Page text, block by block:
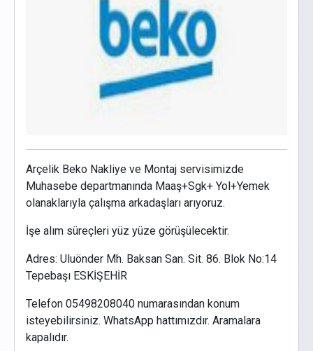
Arçelik Beko Nakliye ve Montaj servisimizde
Muhasebe departmanında Maaş+Sgk+ Yol+Yemek
olanaklarıyla çalışma arkadaşları arıyoruz.
İşe alım süreçleri yüz yüze görüşülecektir.
Adres: Uluönder Mh. Baksan San. Sit. 86. Blok No:14
Tepebaşı ESKİŞEHİR
Telefon 05498208040 numarasından konum
isteyebilirsiniz. WhatsApp hattımızdır. Aramalara
kapalıdır.